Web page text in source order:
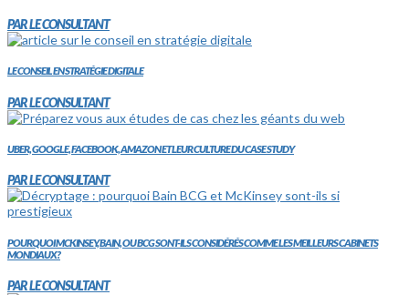
PAR LE CONSULTANT
LE CONSEIL EN STRATÉGIE DIGITALE
PAR LE CONSULTANT
UBER, GOOGLE, FACEBOOK, AMAZON ET LEUR CULTURE DU CASE STUDY
PAR LE CONSULTANT
POURQUOI MCKINSEY, BAIN, OU BCG SONT-ILS CONSIDÉRÉS COMME LES MEILLEURS CABINETS
MONDIAUX?
PAR LE CONSULTANT